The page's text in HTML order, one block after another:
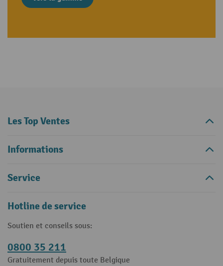
Les Top Ventes
Informations
Service
Hotline de service
Soutien et conseils sous:
0800 35 211
Gratuitement depuis toute Belgique